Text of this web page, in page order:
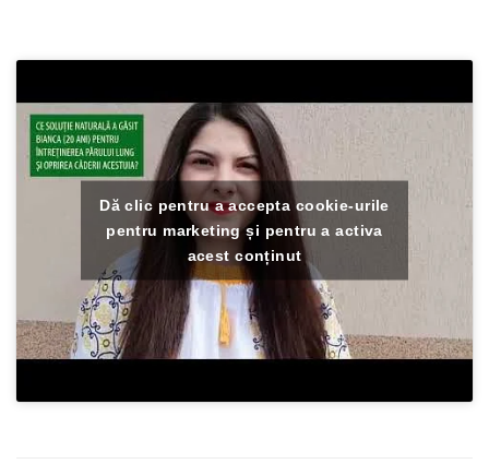
Dă clic pentru a accepta cookie-urile
pentru marketing și pentru a activa
acest conținut